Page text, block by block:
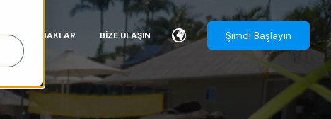
KAYNAKLAR BIZE ULAŞIN Şimdi Başlayın